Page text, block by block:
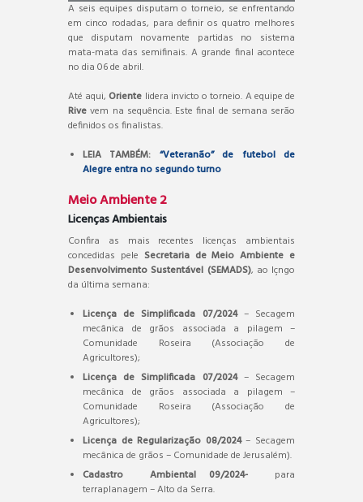
A seis equipes disputam o torneio, se enfrentando
em cinco rodadas, para definir os quatro melhores
que disputam novamente partidas no sistema
mata-mata das semifinais. A grande final acontece
no dia 06 de abril.
Até aqui,Oriente lidera invicto o torneio. A equipe de
Rivevem na sequência. Este final de semana serão
definidos os finalistas.
LEIA TAMBÉM: “Veteranão” de futebol de
Alegre entra no segundo turno
Meio Ambiente 2
Licenças Ambientais
Confira as mais recentes licenças ambientais
concedidas pele Secretaria de Meio Ambiente e
Desenvolvimento Sustentável (SEMADS), ao lçngo
da última semana:
Licença de Simplificada 07/2024– Secagem
mecânica de grãos associada a pilagem –
Comunidade Roseira (Associação de
Agricultores);
Licença de Simplificada 07/2024– Secagem
mecânica de grãos associada a pilagem –
Comunidade Roseira (Associação de
Agricultores);
Licença de Regularização 08/2024– Secagem
mecânica de grãos – Comunidade de Jerusalém).
Cadastro Ambiental 09/2024-
para
terraplanagem – Alto da Serra.